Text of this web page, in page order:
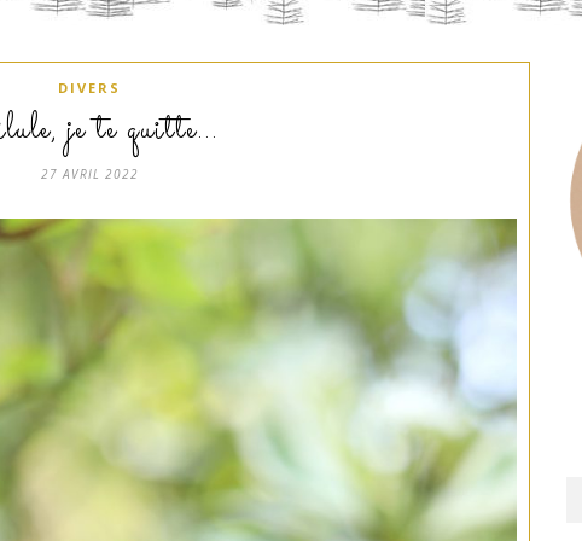
DIVERS
je te quitte…
27 AVRIL 2022